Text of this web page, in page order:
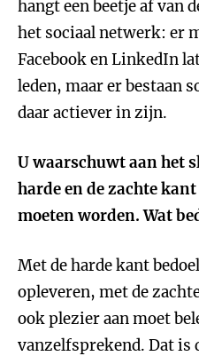
hangt een beetje af van
het sociaal netwerk: er
Facebook en LinkedIn
leden, maar er bestaan
daar actiever in zijn.
U waarschuwt aan het
harde en de zachte
moeten worden. Wat
Met de harde kant
opleveren, met de
ook plezier aan moet
vanzelfsprekend. Dat is